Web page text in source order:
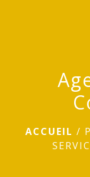
ACCUEIL /